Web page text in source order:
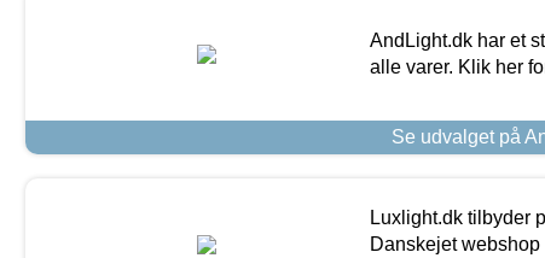
AndLight.dk har et
alle varer. Klik her
Se udvalget på
Luxlight.dk tilbyder
Danskejet